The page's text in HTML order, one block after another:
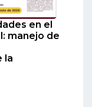
en el
manejo de
la